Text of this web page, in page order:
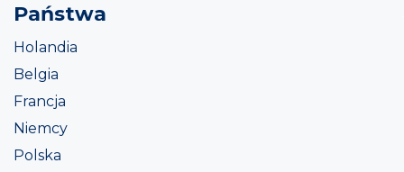
Państwa
Holandia
Belgia
Francja
Niemcy
Polska